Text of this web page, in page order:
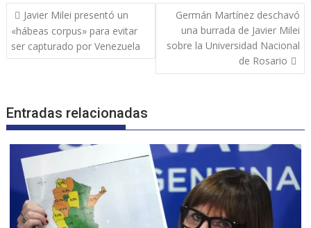
Navegación
de
entradas
Javier Milei presentó un
«hábeas corpus» para evitar
ser capturado por Venezuela
Germán Martínez deschavó
una burrada de Javier Milei
sobre la Universidad Nacional
de Rosario
Entradas relacionadas